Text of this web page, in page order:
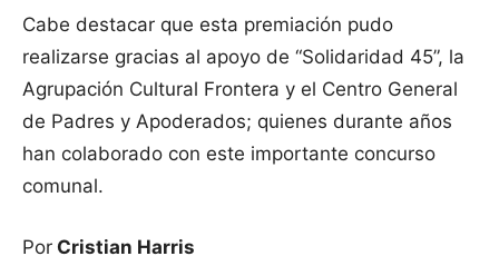
Cabe destacar que esta premiación pudo
realizarse gracias al apoyo de “Solidaridad 45”, la
Agrupación Cultural Frontera y el Centro General
de Padres y Apoderados; quienes durante años
han colaborado con este importante concurso
comunal.
Por Cristian Harris